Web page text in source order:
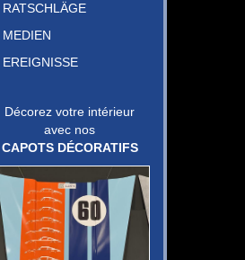
RATSCHLÄGE
MEDIEN
EREIGNISSE
Décorez votre intérieur
avec nos
CAPOTS DÉCORATIFS